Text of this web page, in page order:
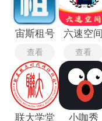
宙斯租号
查看
六速空间
查看
联大学堂 小咖秀